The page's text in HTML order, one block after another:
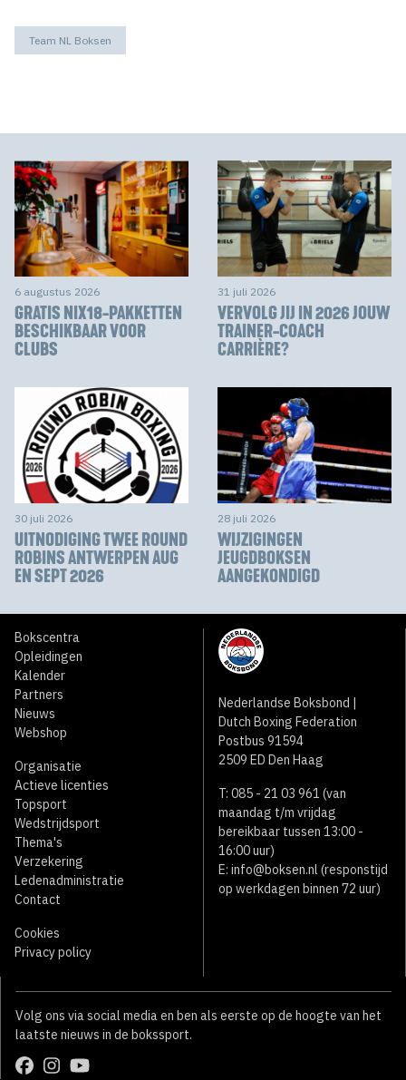
Team NL Boksen
6 augustus 2026
GRATIS NIX18-PAKKETTEN
BESCHIKBAAR VOOR
CLUBS
31 juli 2026
VERVOLG JIJ IN 2026 JOUW
TRAINER-COACH
CARRIÈRE?
30 juli 2026
UITNODIGING TWEE ROUND
ROBINS ANTWERPEN AUG
EN SEPT 2026
28 juli 2026
WIJZIGINGEN
JEUGDBOKSEN
AANGEKONDIGD
Bokscentra
Opleidingen
Kalender
Partners
Nieuws
Webshop
Organisatie
Actieve licenties
Topsport
Wedstrijdsport
Thema's
Verzekering
Ledenadministratie
Contact
Cookies
Privacy policy
Nederlandse Boksbond |
Dutch Boxing Federation
Postbus 91594
2509 ED Den Haag
T: 085 - 21 03 961 (van
maandag t/m vrijdag
bereikbaar tussen 13:00 -
16:00 uur)
E: info@boksen.nl (responstijd
op werkdagen binnen 72 uur)
Volg ons via social media en ben als eerste op de hoogte van het
laatste nieuws in de bokssport.